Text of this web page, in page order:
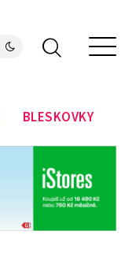
BLESKOVKY